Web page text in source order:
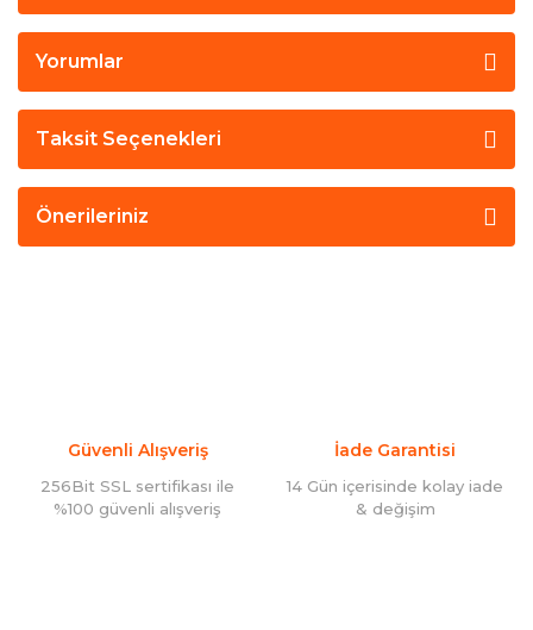
Yorumlar
Taksit Seçenekleri
Önerileriniz
Güvenli Alışveriş
256Bit SSL sertifikası ile
%100 güvenli alışveriş
İade Garantisi
14 Gün içerisinde kolay iade
& değişim